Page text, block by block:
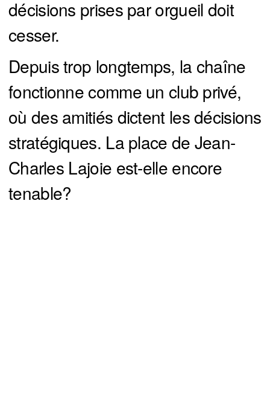
décisions prises par orgueil doit
cesser.
Depuis trop longtemps, la chaîne
fonctionne comme un club privé,
où des amitiés dictent les décisions
stratégiques. La place de Jean-
Charles Lajoie est-elle encore
tenable?